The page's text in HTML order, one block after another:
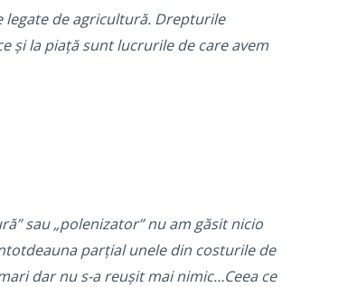
legate de agricultură. Drepturile
și la piață sunt lucrurile de care avem
sau „polenizator” nu am găsit nicio
parțial unele din costurile de
dar nu s-a reușit mai nimic…Ceea ce